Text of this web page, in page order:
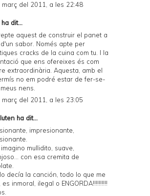
març del 2011, a les 22:48
ha dit...
aquest de construir el panet a
sabor. Només apte per
cracks de la cuina com tu. I la
que ens ofereixes és com
extraordinària. Aquesta, amb el
no em podré estar de fer-se-
nens.
març del 2011, a les 23:05
ha dit...
impresionante,
mullidito, suave,
con esa cremita de
decía la canción, todo lo que me
es inmoral, ilegal o ENGORDA!!!!!!!!!!